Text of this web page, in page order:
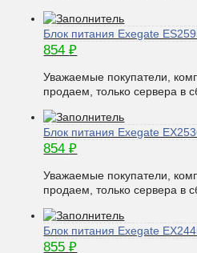
Блок питания Exegate
854₽
Уважаемые покупатели,
продаем, только сервера в
Блок питания Exegate
854₽
Уважаемые покупатели,
продаем, только сервера в
Блок питания Exegate
855₽